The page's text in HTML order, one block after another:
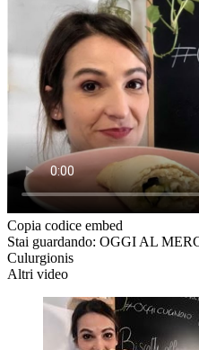
Copia codice embed
Stai guardando: OGGI AL
Culurgionis
Altri video